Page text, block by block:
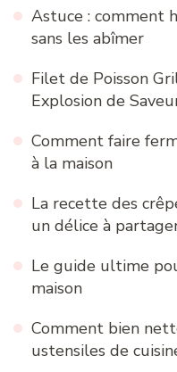
Astuce : comment
sans les abîmer
Filet de Poisson
Explosion de
Comment faire
à la maison
La recette des
un délice à
Le guide ultime
maison
Comment bien
ustensiles de